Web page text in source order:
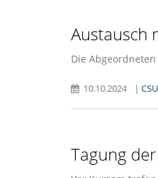
Austausch
Die
10.10.2024 |
Tagung